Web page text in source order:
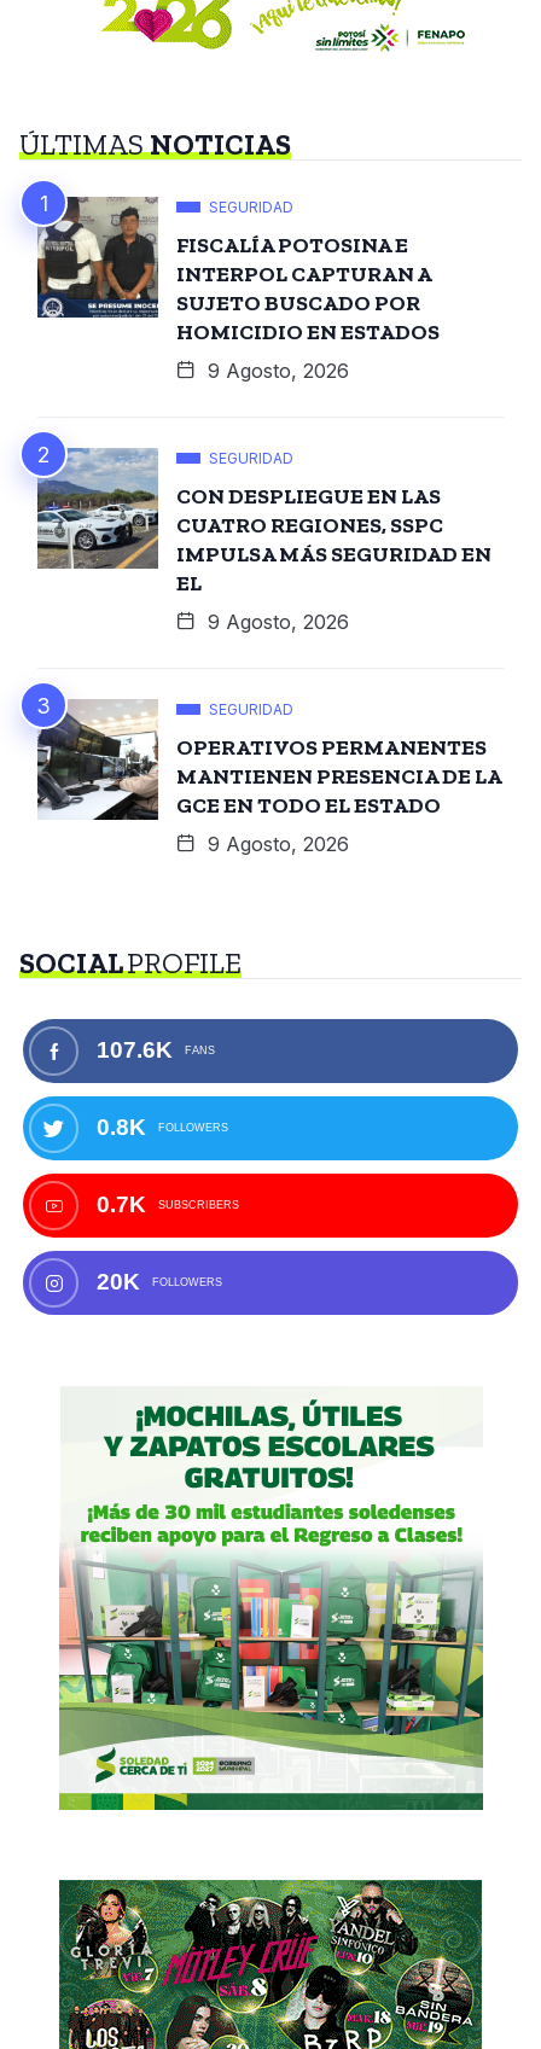
ÚLTIMASNOTICIAS
SEGURIDAD
FISCALÍA POTOSINA E
INTERPOL CAPTURAN A
SUJETO BUSCADO POR
HOMICIDIO EN ESTADOS
9 Agosto, 2026
SEGURIDAD
CON DESPLIEGUE EN LAS
CUATRO REGIONES, SSPC
IMPULSA MÁS SEGURIDAD EN
EL
9 Agosto, 2026
SEGURIDAD
OPERATIVOS PERMANENTES
MANTIENEN PRESENCIA DE LA
GCE EN TODO EL ESTADO
9 Agosto, 2026
SOCIALPROFILE
107.6K FANS
0.8K FOLLOWERS
0.7K SUBSCRIBERS
20K FOLLOWERS